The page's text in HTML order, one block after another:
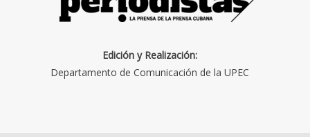
Edición y Realización:
Departamento de Comunicación de la UPEC